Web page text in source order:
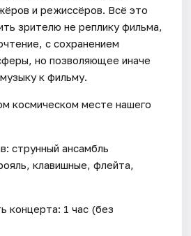
и режиссёров. Всё это
зрителю не реплику фильма,
с сохранением
но позволяющее иначе
к фильму.
космическом месте нашего
струнный ансамбль
клавишные, флейта,
концерта: 1 час (без